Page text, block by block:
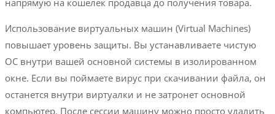
напрямую на кошелек продавца до получения товара.
Использование виртуальных машин (Virtual Machines)
повышает уровень защиты. Вы устанавливаете чистую
ОС внутри вашей основной системы в изолированном
окне. Если вы поймаете вирус при скачивании файла, он
останется внутри виртуалки и не затронет основной
компьютер. После сессии машину можно просто удалить